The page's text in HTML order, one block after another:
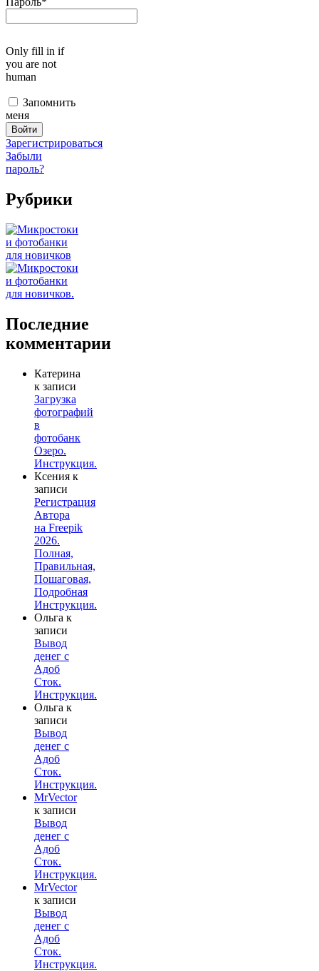
Only fill in if
you are not
human
Запомнить
меня
Зарегистрироваться
Забыли
пароль?
Рубрики
Последние
комментарии
Катерина
к записи
Загрузка
фотографий
в
фотобанк
Озеро.
Инструкция.
Ксения к
записи
Регистрация
Автора
на Freepik
2026.
Полная,
Правильная,
Пошаговая,
Подробная
Инструкция.
Ольга к
записи
Вывод
денег с
Адоб
Сток.
Инструкция.
Ольга к
записи
Вывод
денег с
Адоб
Сток.
Инструкция.
MrVector
к записи
Вывод
денег с
Адоб
Сток.
Инструкция.
MrVector
к записи
Вывод
денег с
Адоб
Сток.
Инструкция.